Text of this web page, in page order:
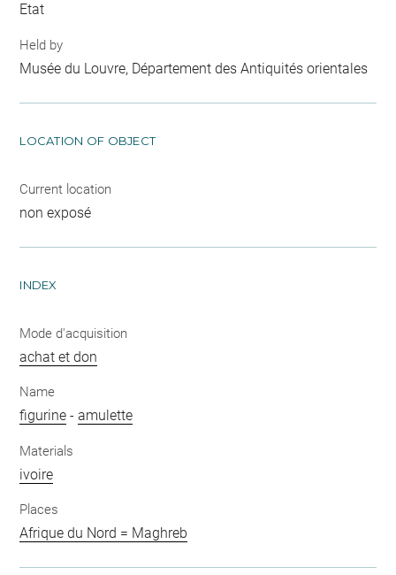
Etat
Held by
Musée du Louvre, Département des Antiquités orientales
LOCATION OF OBJECT
Current location
non exposé
INDEX
Mode d'acquisition
achat et don
Name
figurine -amulette
Materials
ivoire
Places
Afrique du Nord = Maghreb